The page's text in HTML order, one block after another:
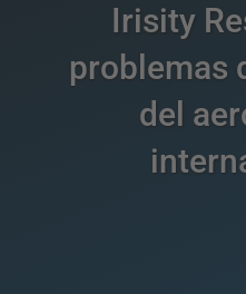
Irisity
problemas
del